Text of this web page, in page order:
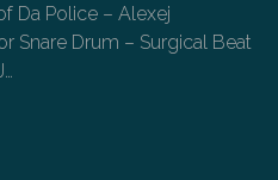
Da Police – Alexej
Snare Drum – Surgical Beat